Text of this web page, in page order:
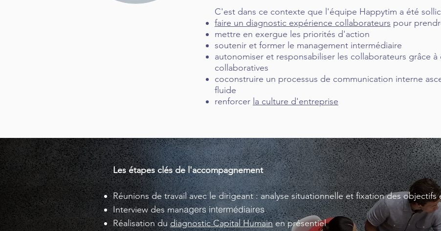
C'est dans ce contexte que l'équipe Happytim a été
faire un diagnostic expérience collaborateurs pour
mettre en exergue les priorités d'action
soutenir et former le management intermédiaire
autonomiser et responsabiliser les collaborateurs grâce
collaboratives
coconstruire un processus de communication interne
fluide
renforcer la culture d'entreprise
Les étapes clés de l'accompagnement
Réunions de travail avec le dirigeant : analyse situationnelle et fixation des
Interview des managers intermédiaires
Réalisation dudiagnostic Capital Humainen présentiel